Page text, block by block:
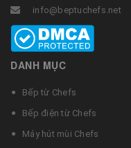
info@beptuchefs.net
DANH MỤC
Bếp từ Chefs
Bếp điện từ Chefs
Máy hút mùi Chefs